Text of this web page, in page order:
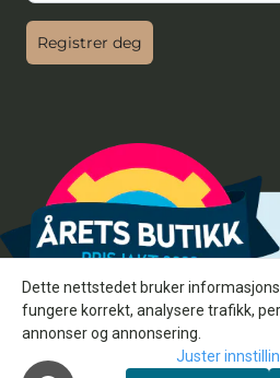
Registrer deg
Dette nettstedet bruker
fungere korrekt, analysere trafikk,
annonser og annonsering.
Juster